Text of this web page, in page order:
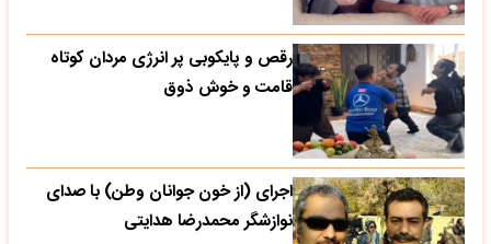
رقص و پایکوبی پر انرژی مردان کوتاه
قامت و خوش ذوق
اجرای (از خون جوانان وطن) با صدای
نوازشگر محمدرضا هدایتی